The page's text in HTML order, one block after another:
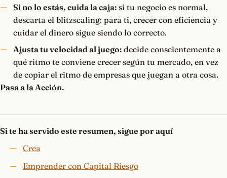
Si no lo estás, cuida la caja:si tu negocio es normal,
descarta el blitzscaling: para ti, crecer con eficiencia y
cuidar el dinero sigue siendo lo correcto.
Ajusta tu velocidad al juego:decide conscientemente a
qué ritmo te conviene crecer según tu mercado, en vez
de copiar el ritmo de empresas que juegan a otra cosa.
Pasa a la Acción.
Si te ha servido este resumen, sigue por aquí
Crea
Emprender con Capital Riesgo